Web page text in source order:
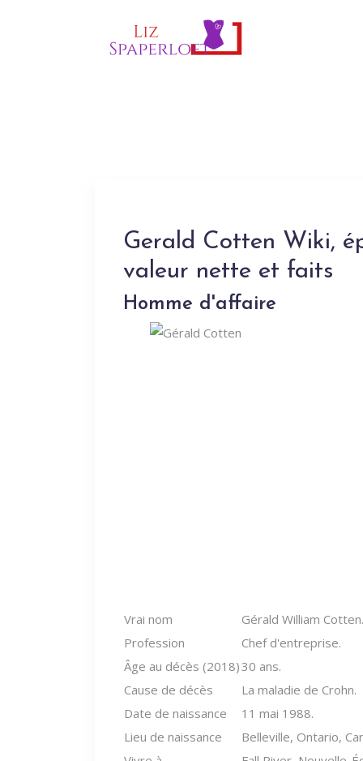
Gerald Cotten Wiki,
valeur nette et faits
Homme d'affaire
Vrai nom
Gérald William Cotten.
Profession
Chef d'entreprise.
Âge au décès (2018)30 ans.
Cause de décès
La maladie de Crohn.
Date de naissance
11 mai 1988.
Lieu de naissance
Belleville, Ontario,